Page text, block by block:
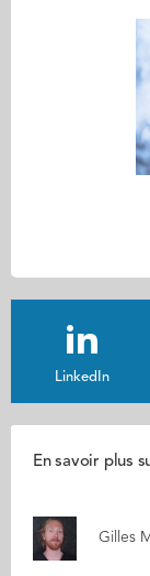
LinkedIn
En savoir plus
Gilles